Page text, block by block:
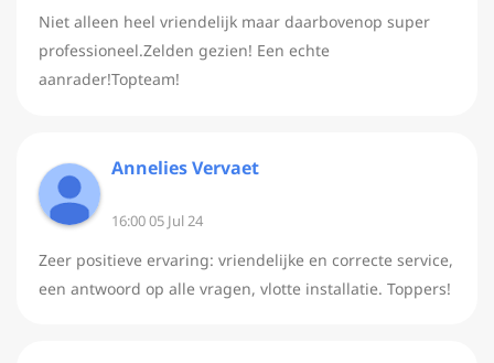
Niet alleen heel vriendelijk maar daarbovenop super
professioneel.Zelden gezien! Een echte
aanrader!Topteam!
Annelies Vervaet
16:00 05 Jul 24
Zeer positieve ervaring: vriendelijke en correcte service,
een antwoord op alle vragen, vlotte installatie. Toppers!